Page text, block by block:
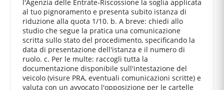
l'Agenzia delle Entrate-Riscossione la soglia applicata
al tuo pignoramento e presenta subito istanza di
riduzione alla quota 1/10. b. A breve: chiedi allo
studio che segue la pratica una comunicazione
scritta sullo stato del procedimento, specificando la
data di presentazione dell'istanza e il numero di
ruolo. c. Per le multe: raccogli tutta la
documentazione disponibile sull'intestazione del
veicolo (visure PRA, eventuali comunicazioni scritte) e
valuta con un avvocato l'opposizione per le cartelle